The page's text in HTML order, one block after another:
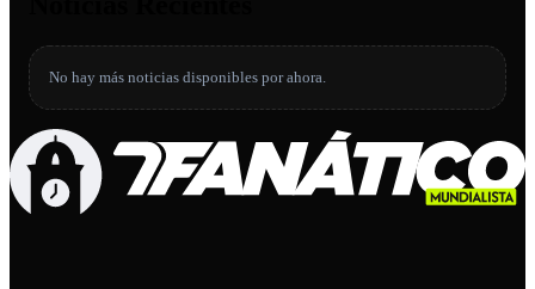
No hay más noticias disponibles por ahora.